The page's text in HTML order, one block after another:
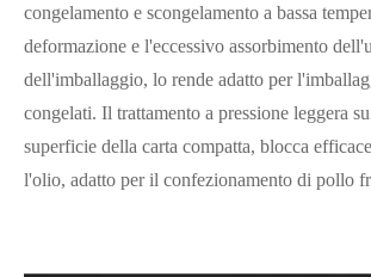
congelamento e scongelamento a bassa
deformazione e l'eccessivo assorbimento
dell'imballaggio, lo rende adatto per
congelati. Il trattamento a pressione leggera
superficie della carta compatta, blocca
l'olio, adatto per il confezionamento di pollo